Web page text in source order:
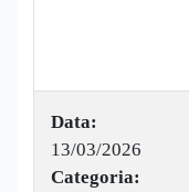
Data:
13/03/2026
Categoria: